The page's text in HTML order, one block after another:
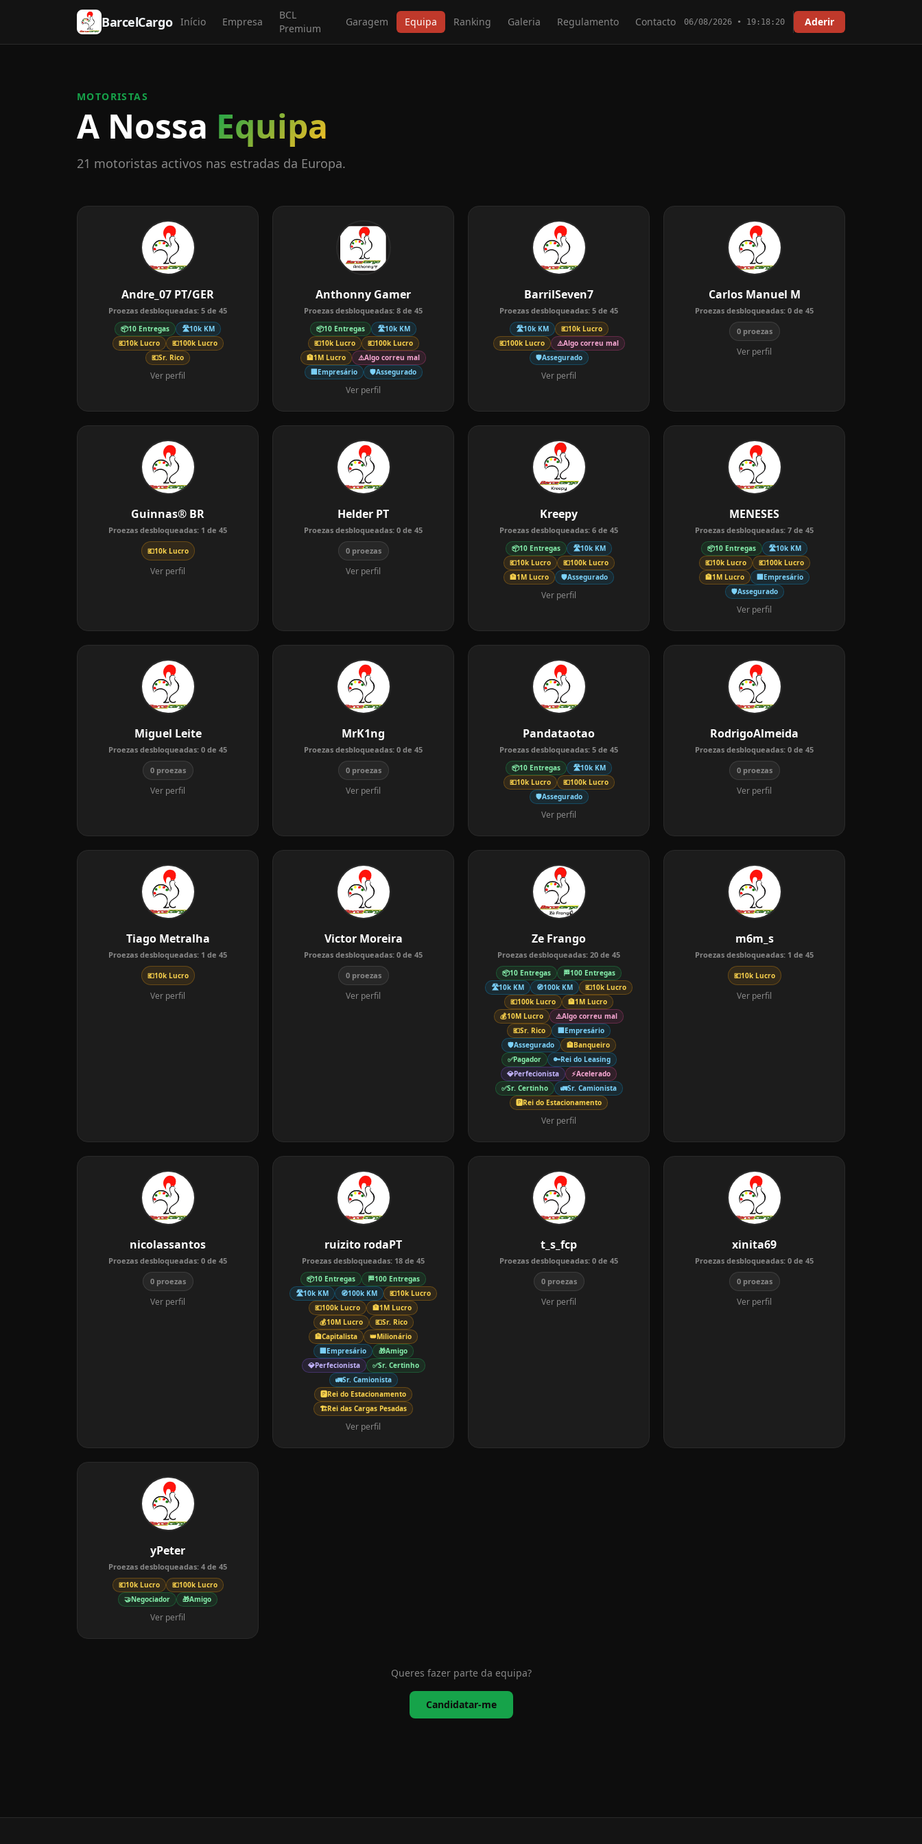
BarcelCargo Início Empresa
BCL
Premium
Garagem Equipa Ranking Galeria Regulamento Contacto 06/08/2026 • 19:18:21 Aderir
MOTORISTAS
A Nossa Equipa
21 motoristas activos nas estradas da Europa.
Andre_07 PT/GER
Proezas desbloqueadas: 5 de 45
📦10 Entregas 🛣️10k KM
💶10k Lucro 💶100k Lucro
💶Sr. Rico
Ver perfil
Anthonny Gamer
Proezas desbloqueadas: 8 de 45
📦10 Entregas 🛣️10k KM
💶10k Lucro 💶100k Lucro
🏦1M Lucro ⚠️Algo correu mal
🏢Empresário 🛡️Assegurado
Ver perfil
BarrilSeven7
Proezas desbloqueadas: 5 de 45
🛣️10k KM 💶10k Lucro
💶100k Lucro ⚠️Algo correu mal
🛡️Assegurado
Ver perfil
Carlos Manuel M
Proezas desbloqueadas: 0 de 45
0 proezas
Ver perfil
Guinnas® BR
Proezas desbloqueadas: 1 de 45
💶10k Lucro
Ver perfil
Helder PT
Proezas desbloqueadas: 0 de 45
0 proezas
Ver perfil
Kreepy
Proezas desbloqueadas: 6 de 45
📦10 Entregas 🛣️10k KM
💶10k Lucro 💶100k Lucro
🏦1M Lucro 🛡️Assegurado
Ver perfil
MENESES
Proezas desbloqueadas: 7 de 45
📦10 Entregas 🛣️10k KM
💶10k Lucro 💶100k Lucro
🏦1M Lucro 🏢Empresário
🛡️Assegurado
Ver perfil
Miguel Leite
Proezas desbloqueadas: 0 de 45
0 proezas
Ver perfil
MrK1ng
Proezas desbloqueadas: 0 de 45
0 proezas
Ver perfil
Pandataotao
Proezas desbloqueadas: 5 de 45
📦10 Entregas 🛣️10k KM
💶10k Lucro 💶100k Lucro
🛡️Assegurado
Ver perfil
RodrigoAlmeida
Proezas desbloqueadas: 0 de 45
0 proezas
Ver perfil
Tiago Metralha
Proezas desbloqueadas: 1 de 45
💶10k Lucro
Ver perfil
Victor Moreira
Proezas desbloqueadas: 0 de 45
0 proezas
Ver perfil
Ze Frango
Proezas desbloqueadas: 20 de 45
📦10 Entregas 🏁100 Entregas
🛣️10k KM 🧭100k KM 💶10k Lucro
💶100k Lucro 🏦1M Lucro
💰10M Lucro ⚠️Algo correu mal
💶Sr. Rico 🏢Empresário
🛡️Assegurado 🏦Banqueiro
✅Pagador 🔑Rei do Leasing
💎Perfecionista ⚡Acelerado
✅Sr. Certinho 🚛Sr. Camionista
🅿️Rei do Estacionamento
Ver perfil
m6m_s
Proezas desbloqueadas: 1 de 45
💶10k Lucro
Ver perfil
nicolassantos
Proezas desbloqueadas: 0 de 45
0 proezas
Ver perfil
ruizito rodaPT
Proezas desbloqueadas: 18 de 45
📦10 Entregas 🏁100 Entregas
🛣️10k KM 🧭100k KM 💶10k Lucro
💶100k Lucro 🏦1M Lucro
💰10M Lucro 💶Sr. Rico
🏦Capitalista 👑Milionário
🏢Empresário 🎁Amigo
💎Perfecionista ✅Sr. Certinho
🚛Sr. Camionista
🅿️Rei do Estacionamento
🏗️Rei das Cargas Pesadas
Ver perfil
t_s_fcp
Proezas desbloqueadas: 0 de 45
0 proezas
Ver perfil
xinita69
Proezas desbloqueadas: 0 de 45
0 proezas
Ver perfil
yPeter
Proezas desbloqueadas: 4 de 45
💶10k Lucro 💶100k Lucro
🤝Negociador 🎁Amigo
Ver perfil
Queres fazer parte da equipa?
Candidatar-me